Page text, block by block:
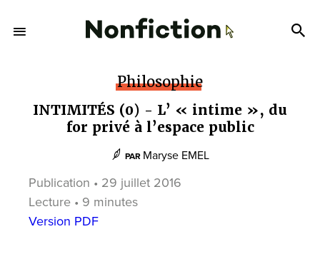
Philosophie
INTIMITÉS (0) - L’ « intime », du
for privé à l’espace public
PAR Maryse EMEL
Publication • 29 juillet 2016
Lecture • 9 minutes
Version PDF